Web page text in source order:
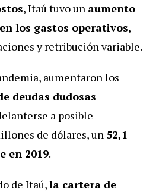
, Itaú tuvo un aumento
los gastos operativos,
y retribución variable.
aumentaron los
deudas dudosas
a posible
de dólares, un 52,1
en 2019.
de Itaú,la cartera de